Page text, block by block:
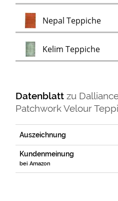
Nepal TeppicheTest
Kelim TeppicheTest
Datenblattzu
Patchwork Velour
Auszeichnung
Kundenmeinung
bei Amazon